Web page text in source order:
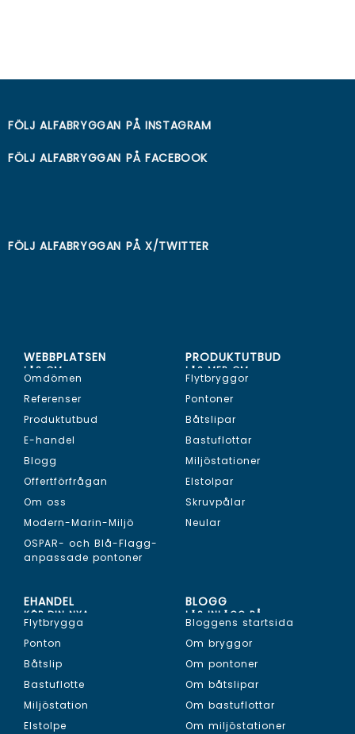
FÖLJ ALFABRYGGAN PÅINSTAGRAM
FÖLJ ALFABRYGGAN PÅFACEBOOK
FÖLJ ALFABRYGGAN PÅX/TWITTER
WEBBPLATSEN
LÄS OM...
Omdömen
Referenser
Produktutbud
E-handel
Blogg
Offertförfrågan
Om oss
Modern-Marin-Miljö
OSPAR- och Blå-Flagg-
anpassade pontoner
PRODUKTUTBUD
LÄS MER OM...
Flytbryggor
Pontoner
Båtslipar
Bastuflottar
Miljöstationer
Elstolpar
Skruvpålar
Neular
EHANDEL
KÖP DIN NYA...
Flytbrygga
Ponton
Båtslip
Bastuflotte
Miljöstation
Elstolpe
BLOGG
LÄS INLÄGG PÅ...
Bloggens startsida
Om bryggor
Om pontoner
Om båtslipar
Om bastuflottar
Om miljöstationer